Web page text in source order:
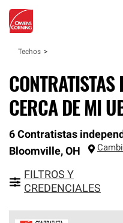
Techos
CONTRATISTAS
CERCA DE MI
6 Contratistas
Bloomville, OH
FILTROS Y
CREDENCIALES